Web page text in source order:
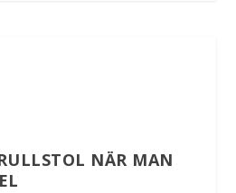
NÄR MAN